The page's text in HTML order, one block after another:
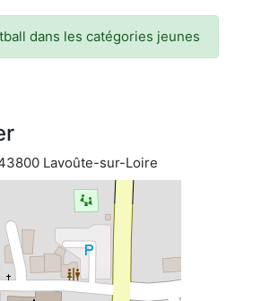
dans les catégories jeunes
Lavoûte-sur-Loire